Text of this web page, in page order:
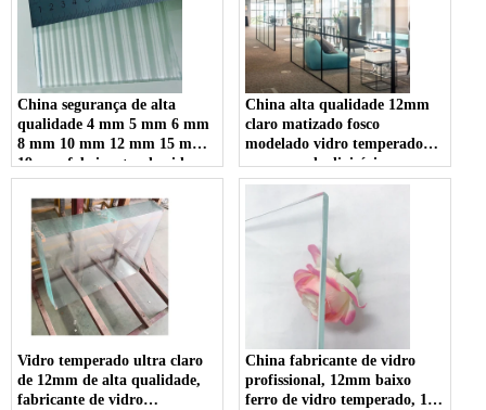
Court em China
China segurança de alta
qualidade 4 mm 5 mm 6 mm
8 mm 10 mm 12 mm 15 mm
19 mm fabricantes de vidro
com nervuras la-wave
canelada canelada temperada
transparente
China alta qualidade 12mm
claro matizado fosco
modelado vidro temperado
para parede divisória
fornecedores
Vidro temperado ultra claro
de 12mm de alta qualidade,
fabricante de vidro
China fabricante de vidro
profissional, 12mm baixo
ferro de vidro temperado, 1 /